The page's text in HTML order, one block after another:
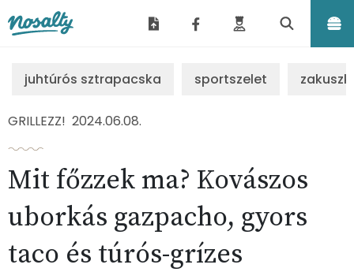
juhtúrós sztrapacska sportszelet
GRILLEZZ! 2024.06.08.
Mit főzzek ma? Kovászos
uborkás gazpacho, gyors
taco és túrós-grízes